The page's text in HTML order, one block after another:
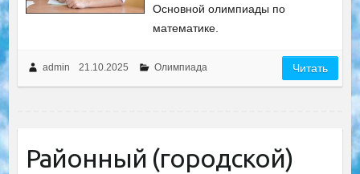
Основной олимпиады по
математике.
admin 21.10.2025 Олимпиада Читать
Районный (городской)